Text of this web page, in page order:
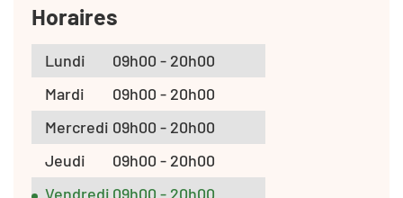
Horaires
Lundi
09h00 - 20h00
Mardi
09h00 - 20h00
Mercredi 09h00 - 20h00
Jeudi
09h00 - 20h00
Vendredi 09h00 - 20h00